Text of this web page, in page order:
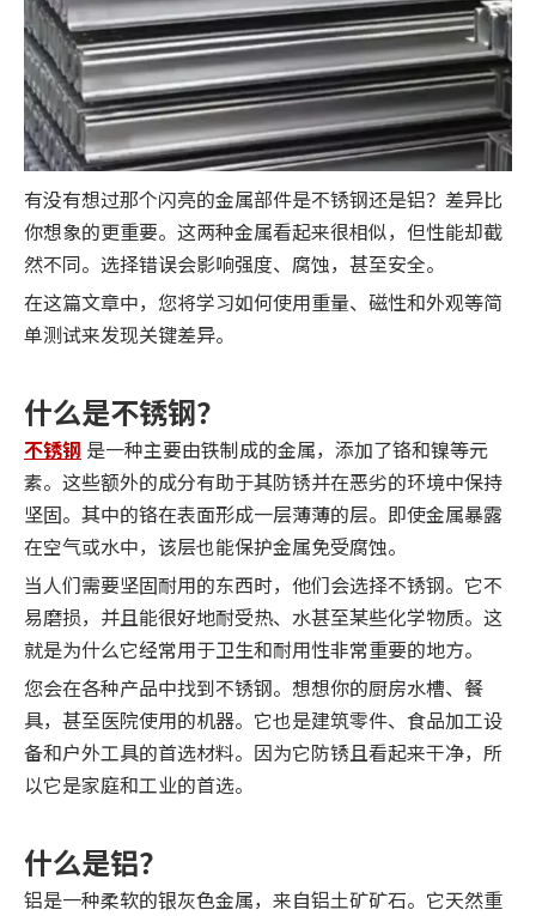
有没有想过那个闪亮的金属部件是不锈钢还是铝？差异比
你想象的更重要。这两种金属看起来很相似，但性能却截
然不同。选择错误会影响强度、腐蚀，甚至安全。
在这篇文章中，您将学习如何使用重量、磁性和外观等简
单测试来发现关键差异。
什么是不锈钢？
不锈钢 是一种主要由铁制成的金属，添加了铬和镍等元
素。这些额外的成分有助于其防锈并在恶劣的环境中保持
坚固。其中的铬在表面形成一层薄薄的层。即使金属暴露
在空气或水中，该层也能保护金属免受腐蚀。
当人们需要坚固耐用的东西时，他们会选择不锈钢。它不
易磨损，并且能很好地耐受热、水甚至某些化学物质。这
就是为什么它经常用于卫生和耐用性非常重要的地方。
您会在各种产品中找到不锈钢。想想你的厨房水槽、餐
具，甚至医院使用的机器。它也是建筑零件、食品加工设
备和户外工具的首选材料。因为它防锈且看起来干净，所
以它是家庭和工业的首选。
什么是铝？
铝是一种柔软的银灰色金属，来自铝土矿矿石。它天然重